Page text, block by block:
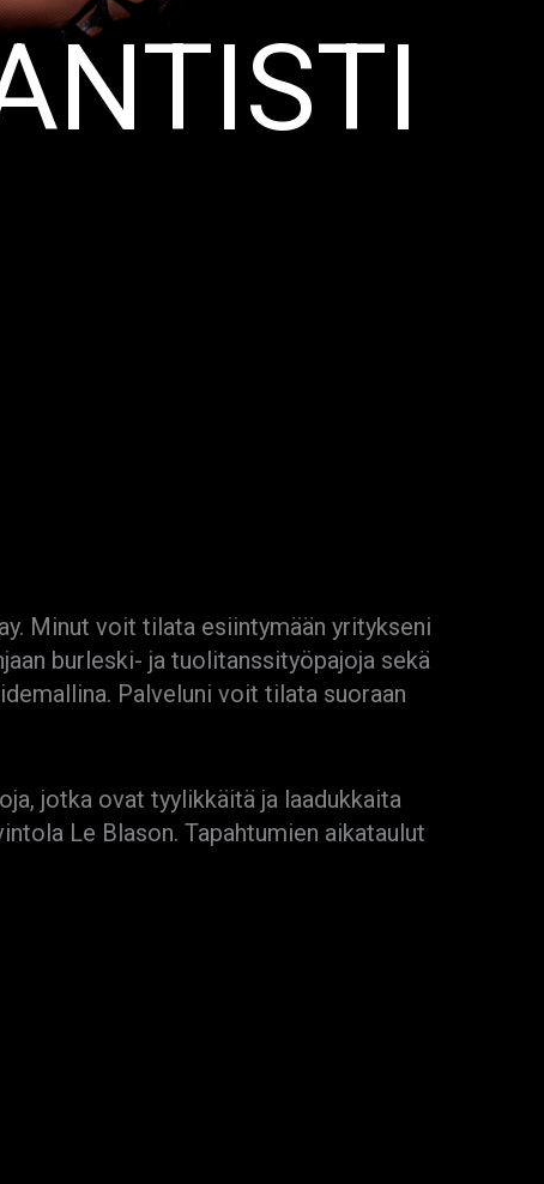
Minut voit tilata esiintymään yritykseni
burleski- ja tuolitanssityöpajoja sekä
Palveluni voit tilata suoraan
jotka ovat tyylikkäitä ja laadukkaita
Le Blason. Tapahtumien aikataulut